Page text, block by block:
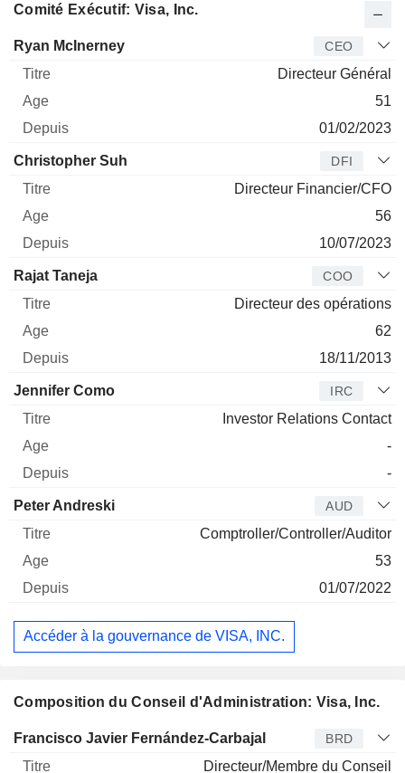
Comité Exécutif: Visa, Inc.
Dirigeant Titre Age
Ryan McInerney CEO
Directeur Général
51
01/02/2023
Christopher Suh DFI
Directeur Financier/CFO
56
10/07/2023
Rajat Taneja COO
Directeur des opérations
62
18/11/2013
Jennifer Como IRC
Investor Relations Contact
-
-
Peter Andreski AUD
Comptroller/Controller/Auditor
53
01/07/2022
Accéder à la gouvernance de VISA, INC.
Composition du Conseil d'Administration: Visa, Inc.
Administrateur Titre Age Depuis
Francisco Javier Fernández-Carbajal BRD
Directeur/Membre du Conseil